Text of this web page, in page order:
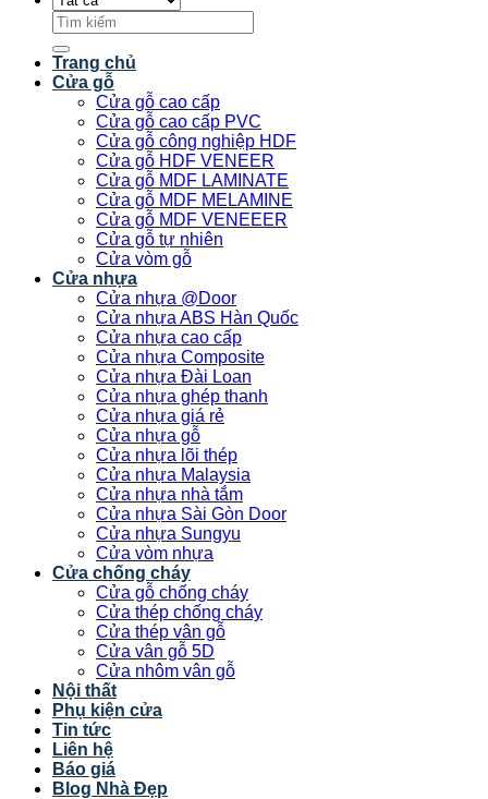
Tìm
kiếm:
Trang chủ
Cửa gỗ
Cửa gỗ cao cấp
Cửa gỗ cao cấp PVC
Cửa gỗ công nghiệp HDF
Cửa gỗ HDF VENEER
Cửa gỗ MDF LAMINATE
Cửa gỗ MDF MELAMINE
Cửa gỗ MDF VENEEER
Cửa gỗ tự nhiên
Cửa vòm gỗ
Cửa nhựa
Cửa nhựa @Door
Cửa nhựa ABS Hàn Quốc
Cửa nhựa cao cấp
Cửa nhựa Composite
Cửa nhựa Đài Loan
Cửa nhựa ghép thanh
Cửa nhựa giá rẻ
Cửa nhựa gỗ
Cửa nhựa lõi thép
Cửa nhựa Malaysia
Cửa nhựa nhà tắm
Cửa nhựa Sài Gòn Door
Cửa nhựa Sungyu
Cửa vòm nhựa
Cửa chống cháy
Cửa gỗ chống cháy
Cửa thép chống cháy
Cửa thép vân gỗ
Cửa vân gỗ 5D
Cửa nhôm vân gỗ
Nội thất
Phụ kiện cửa
Tin tức
Liên hệ
Báo giá
Blog Nhà Đẹp